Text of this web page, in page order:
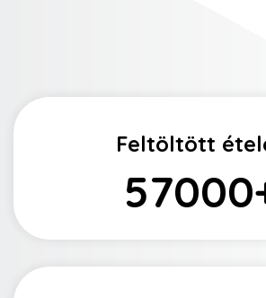
Feltöltött
57000